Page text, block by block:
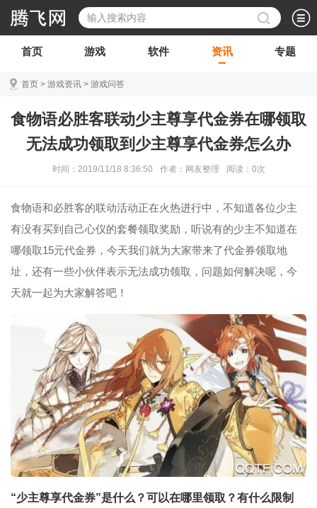
首页 游戏 软件 资讯 专题
首页 > 游戏资讯 > 游戏问答
食物语必胜客联动少主尊享代金券在哪领取
无法成功领取到少主尊享代金券怎么办
时间：2019/11/18 8:36:50 作者：网友整理 阅读： 0次
食物语和必胜客的联动活动正在火热进行中，不知道各位少主
有没有买到自己心仪的套餐领取奖励，听说有的少主不知道在
哪领取15元代金券，今天我们就为大家带来了代金券领取地
址，还有一些小伙伴表示无法成功领取，问题如何解决呢，今
天就一起为大家解答吧！
“少主尊享代金券”是什么？可以在哪里领取？有什么限制